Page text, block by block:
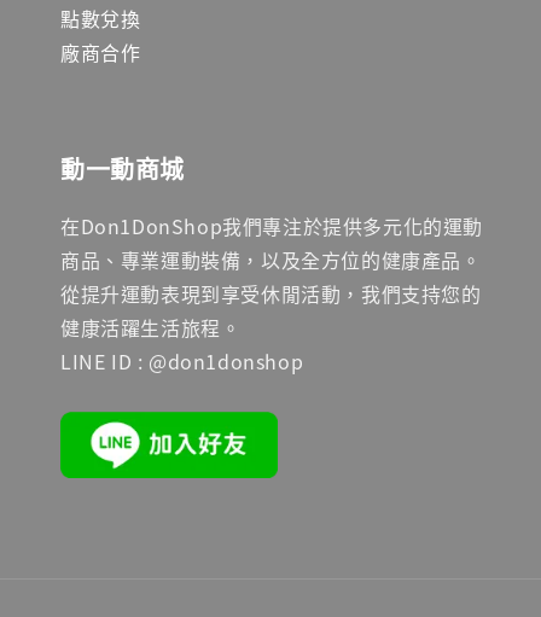
點數兌換
廠商合作
動一動商城
在Don1DonShop我們專注於提供多元化的運動
商品、專業運動裝備，以及全方位的健康產品。
從提升運動表現到享受休閒活動，我們支持您的
健康活躍生活旅程。
LINE ID : @don1donshop